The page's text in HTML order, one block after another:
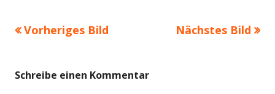
Vorheriges Bild Nächstes Bild
Schreibe einen Kommentar